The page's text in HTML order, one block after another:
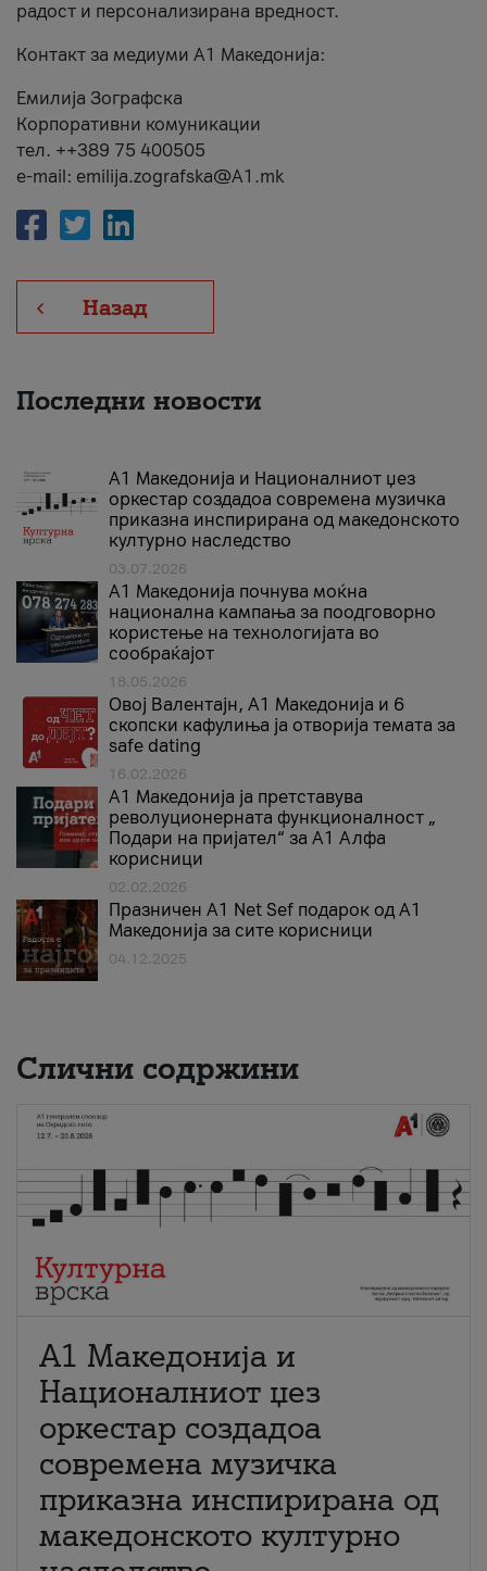
радост и персонализирана вредност.
Контакт за медиуми А1 Македонија:
Емилија Зографска
Корпоративни комуникации
тел. ++389 75 400505
e-mail: emilija.zografska@A1.mk
Назад
Последни новости
А1 Македонија и Националниот џез
оркестар создадоа современа музичка
приказна инспирирана од македонското
културно наследство
03.07.2026
A1 Македонија почнува моќна
национална кампања за поодговорно
користење на технологијата во
сообраќајот
18.05.2026
Овој Валентајн, A1 Македонија и 6
скопски кафулиња ја отворија темата за
safe dating
16.02.2026
А1 Македонија ја претставува
револуционерната функционалност „
Подари на пријател“ за А1 Алфа
корисници
02.02.2026
Празничен A1 Net Sеf подарок од А1
Македонија за сите корисници
04.12.2025
Слични содржини
А1 Македонија и
Националниот џез
оркестар создадоа
современа музичка
приказна инспирирана од
македонското културно